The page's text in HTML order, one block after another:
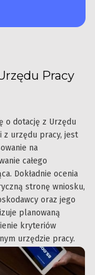
Pracy
o dotację z Urzędu
z urzędu pracy, jest
na
całego
Dokładnie ocenia
stronę wniosku,
oraz jego
planowaną
kryteriów
urzędzie pracy.